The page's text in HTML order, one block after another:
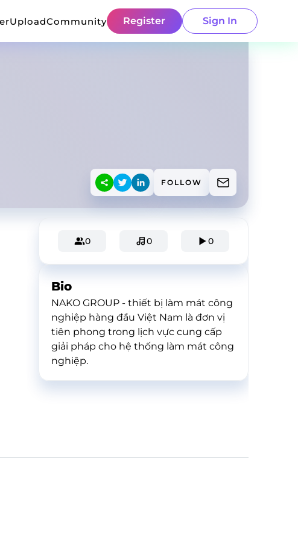
UploadCommunity Register Sign In
FOLLOW
0 0 0
Bio
NAKO GROUP - thiết bị làm mát công
nghiệp hàng đầu Việt Nam là đơn vị
tiên phong trong lịch vực cung cấp
giải pháp cho hệ thống làm mát công
nghiệp.